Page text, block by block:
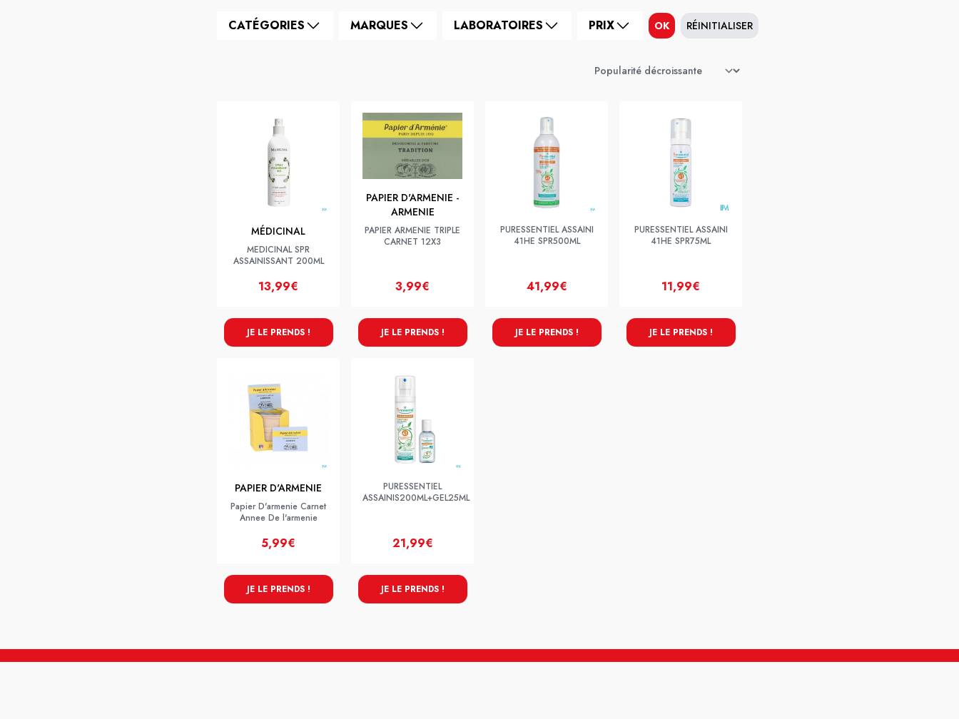
CATÉGORIES MARQUES LABORATOIRES PRIX OK RÉINITIALISER
MÉDICINAL
MEDICINAL SPR
ASSAINISSANT 200ML
13,99€
JE LE PRENDS !
PAPIER D'ARMENIE -
ARMENIE
PAPIER ARMENIE TRIPLE
CARNET 12X3
3,99€
JE LE PRENDS !
PURESSENTIEL ASSAINI
41HE SPR500ML
41,99€
JE LE PRENDS !
PURESSENTIEL ASSAINI
41HE SPR75ML
11,99€
JE LE PRENDS !
PAPIER D'ARMENIE
Papier D'armenie Carnet
Annee De l'armenie
5,99€
JE LE PRENDS !
PURESSENTIEL
ASSAINIS200ML+GEL25ML
21,99€
JE LE PRENDS !